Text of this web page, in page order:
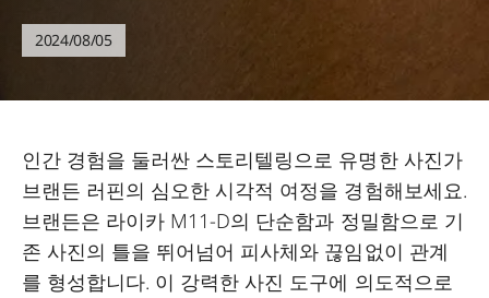
2024/08/05
인간 경험을 둘러싼 스토리텔링으로 유명한 사진가
브랜든 러핀의 심오한 시각적 여정을 경험해보세요.
브랜든은 라이카 M11-D의 단순함과 정밀함으로 기
존 사진의 틀을 뛰어넘어 피사체와 끊임없이 관계
를 형성합니다. 이 강력한 사진 도구에 의도적으로